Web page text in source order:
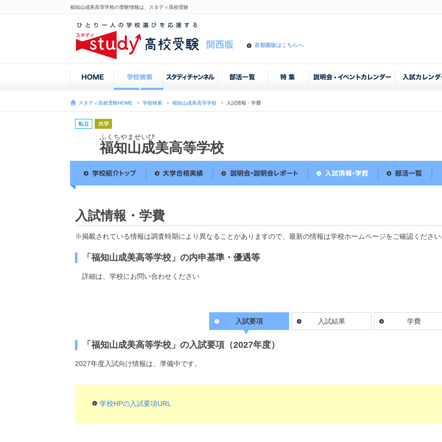
福知山成美高等学校の受験情報は、スタディ高校受験
首都圏版はこちらへ
スタディ高校受験HOME 学校検索 福知山成美高等学校 入試情報・学費
ふくちやませいび
福知山成美高等学校
入試情報・学費
※掲載されている情報は調査時期により異なることがありますので、最新の情報は学校ホームページをご確認くださ
「福知山成美高等学校」の内申基準・優遇等
詳細は、学校にお問い合わせください
入試要項 入試結果 学費
「福知山成美高等学校」の入試要項（2027年度）
2027年度入試向け情報は、準備中です。
学校HPの入試要項URL